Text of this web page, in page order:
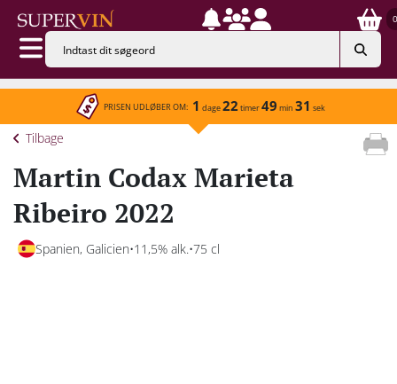
0
PRISEN UDLØBER OM: 1 dage22 timer49 min 31 sek
Tilbage
Martin Codax Marieta
Ribeiro 2022
Spanien, Galicien 11,5% alk. 75 cl